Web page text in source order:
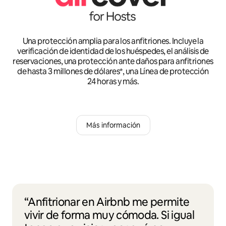
Una protección amplia para los anfitriones. Incluye la
verificación de identidad de los huéspedes, el análisis de
reservaciones, una protección ante daños para anfitriones
de hasta 3 millones de dólares*, una Línea de protección
24 horas y más.
Más información
“Anfitrionar en Airbnb me permite
vivir de forma muy cómoda. Si igual